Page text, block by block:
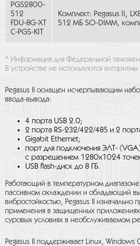
PGS2800-
512
FDU-8G-XT
C-PGS-KIT
Комплект: Pegasus II,
512 МБ SO-DIMM,
* Информация для Федеральной
В устройстве не используются
Pegasus II оснащен исчерпывающим
ввода-вывода:
4 порта USB 2.0;
2 порта RS-232/422/485 и 2
Gigabit Ethernet;
порт для подключения ЭЛТ-
с разрешением 1280x1024
USB flash-диск до 8 ГБ.
Работающий в температурном
пассивном охлаждении и обладающий
вибростойкостью, Pegasus II изначально
применения в защищенных приложениях
суровых условиях в необслуживаемом
Pegasus II поддерживает Linux, Windows